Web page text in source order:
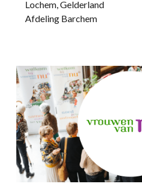
Lochem, Gelderland
Afdeling Barchem